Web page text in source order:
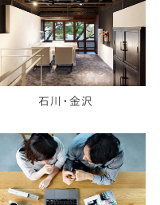
石川・金沢